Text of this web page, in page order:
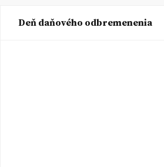
Deň daňového odbremenenia